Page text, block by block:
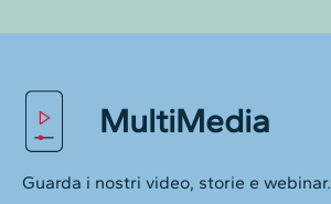
MultiMedia
Guarda i nostri video, storie e webinar.